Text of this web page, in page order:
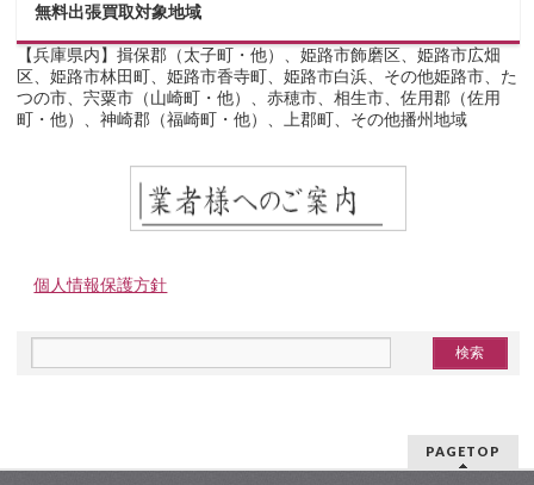
無料出張買取対象地域
【兵庫県内】揖保郡（太子町・他）、姫路市飾磨区、姫路市広畑
区、姫路市林田町、姫路市香寺町、姫路市白浜、その他姫路市、た
つの市、宍粟市（山崎町・他）、赤穂市、相生市、佐用郡（佐用
町・他）、神崎郡（福崎町・他）、上郡町、その他播州地域
個人情報保護方針
PAGETOP